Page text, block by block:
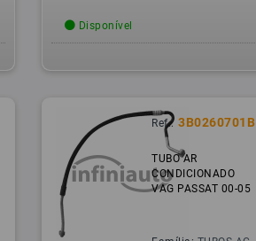
Disponível
Ref.: 3B0260701B
TUBO AR
CONDICIONADO
VAG PASSAT 00-05